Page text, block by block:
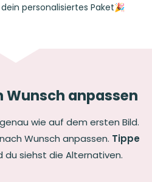
personalisiertes Paket🎉
Wunsch anpassen
wie auf dem ersten Bild.
Wunsch anpassen. Tippe
du siehst die Alternativen.